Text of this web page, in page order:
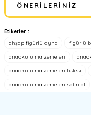
ÖNERILERINIZ
Bu ürünün fiyat bilgisi,
konularda yetersiz
tarafımıza iletebilirsiniz.
Etiketler :
ahşap figürlü ayna
figürlü
anaokulu malzemeleri
anaokulu malzemeleri listesi
anaokulu malzemeleri satın al